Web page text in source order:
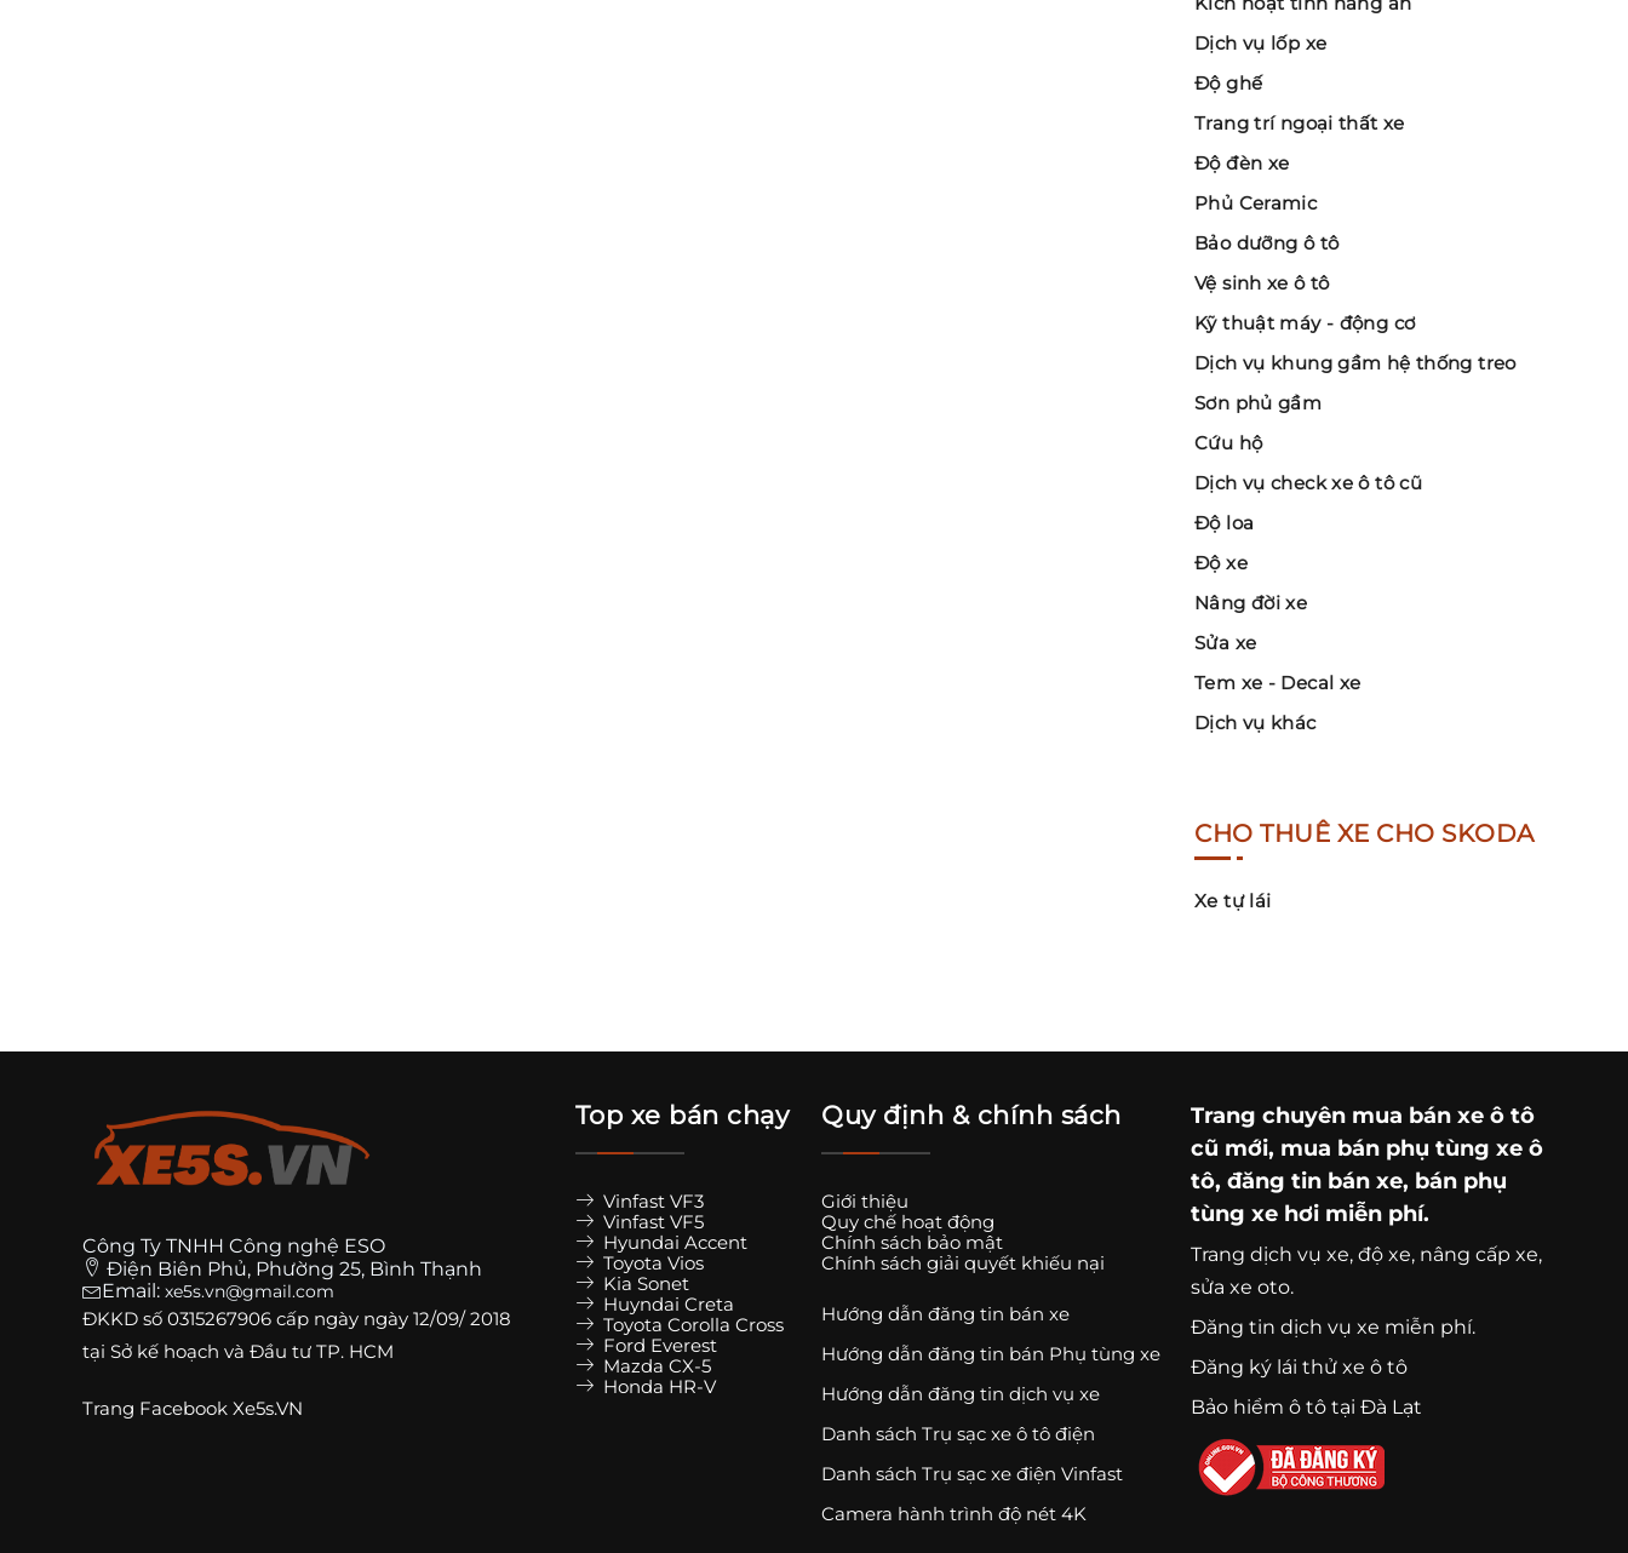
Dịch vụ lốp xe
Độ ghế
Trang trí ngoại thất xe
Độ đèn xe
Phủ Ceramic
Bảo dưỡng ô tô
Vệ sinh xe ô tô
Kỹ thuật máy - động cơ
Dịch vụ khung gầm hệ thống treo
Sơn phủ gầm
Cứu hộ
Dịch vụ check xe ô tô cũ
Độ loa
Độ xe
Nâng đời xe
Sửa xe
Tem xe - Decal xe
Dịch vụ khác
CHO THUÊ XE CHO SKODA
Xe tự lái
Công Ty TNHH Công nghệ ESO
Điện Biên Phủ, Phường 25, Bình Thạnh
Email: xe5s.vn@gmail.com
ĐKKD số 0315267906 cấp ngày ngày 12/09/ 2018
tại Sở kế hoạch và Đầu tư TP. HCM
Trang Facebook Xe5s.VN
Top xe bán chạy
Vinfast VF3
Vinfast VF5
Hyundai Accent
Toyota Vios
Kia Sonet
Huyndai Creta
Toyota Corolla Cross
Ford Everest
Mazda CX-5
Honda HR-V
Quy định & chính sách
Giới thiệu
Quy chế hoạt động
Chính sách bảo mật
Chính sách giải quyết khiếu nại
Hướng dẫn đăng tin bán xe
Hướng dẫn đăng tin bán Phụ tùng xe
Hướng dẫn đăng tin dịch vụ xe
Danh sách Trụ sạc xe ô tô điện
Danh sách Trụ sạc xe điện Vinfast
Camera hành trình độ nét 4K
Trang chuyên mua bán xe ô tô
cũ mới, mua bán phụ tùng xe ô
tô, đăng tin bán xe, bán phụ
tùng xe hơi miễn phí.
Trang dịch vụ xe, độ xe, nâng cấp xe,
sửa xe oto.
Đăng tin dịch vụ xe miễn phí.
Đăng ký lái thử xe ô tô
Bảo hiểm ô tô tại Đà Lạt